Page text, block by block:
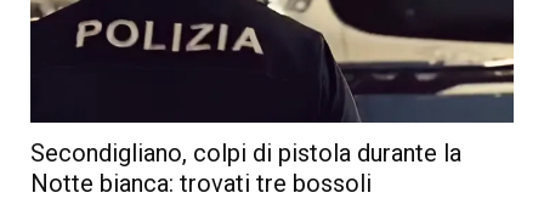
Secondigliano, colpi di pistola durante la
Notte bianca: trovati tre bossoli